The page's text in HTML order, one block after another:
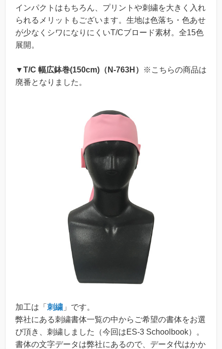
インパクトはもちろん、プリントや刺繍を大きく入れ
られるメリットもございます。生地は色落ち・色あせ
が少なくシワになりにくいT/Cブロード素材。全15色
展開。
▼T/C 幅広鉢巻(150cm)（N-763H）
※こちらの商品は
廃番となりました。
加工は「 刺繍 」です。
弊社にある刺繍書体一覧の中からご希望の書体をお選
び頂き、刺繍しました（今回はES-3 Schoolbook）。
書体の文字データは弊社にあるので、データ代はかか